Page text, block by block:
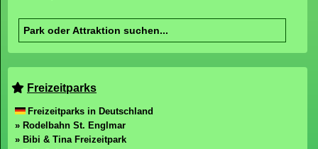
Freizeitparks
Freizeitparks in Deutschland
» Rodelbahn St. Englmar
» Bibi & Tina Freizeitpark